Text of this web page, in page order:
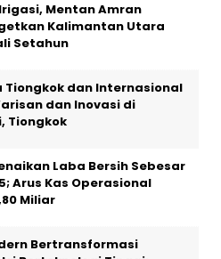
Mentan Amran
Kalimantan Utara
Setahun
Tiongkok dan Internasional
dan Inovasi di
Tiongkok
Laba Bersih Sebesar
Arus Kas Operasional
Miliar
Bertransformasi